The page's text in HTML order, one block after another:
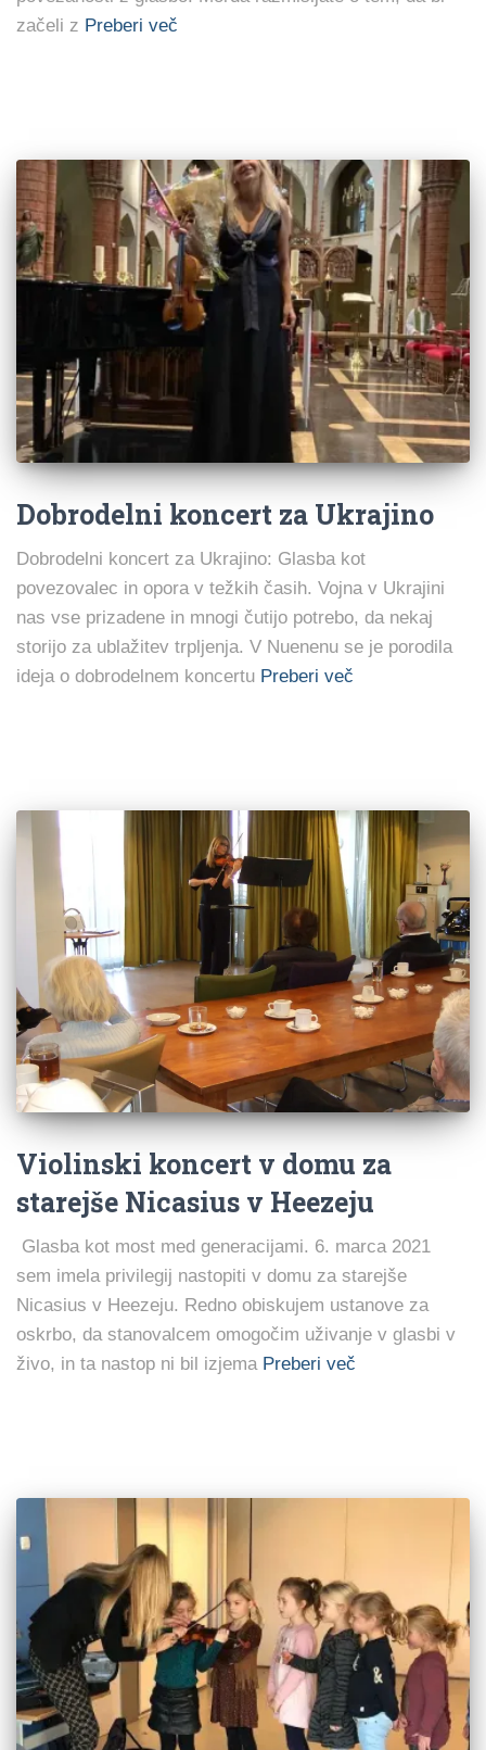
začeli z Preberi več
Dobrodelni koncert za Ukrajino
Dobrodelni koncert za Ukrajino: Glasba kot
povezovalec in opora v težkih časih. Vojna v Ukrajini
nas vse prizadene in mnogi čutijo potrebo, da nekaj
storijo za ublažitev trpljenja. V Nuenenu se je porodila
ideja o dobrodelnem koncertu Preberi več
Violinski koncert v domu za
starejše Nicasius v Heezeju
Glasba kot most med generacijami. 6. marca 2021
sem imela privilegij nastopiti v domu za starejše
Nicasius v Heezeju. Redno obiskujem ustanove za
oskrbo, da stanovalcem omogočim uživanje v glasbi v
živo, in ta nastop ni bil izjema Preberi več